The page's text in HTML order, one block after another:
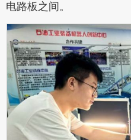
电路板之间。